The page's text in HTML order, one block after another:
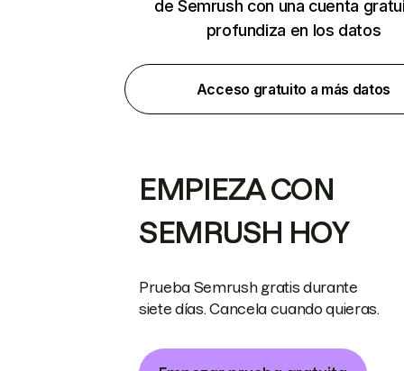
de Semrush con una cuenta
profundiza en los datos
Acceso gratuito a más datos
EMPIEZA CON
SEMRUSH HOY
Prueba Semrush gratis durante
siete días. Cancela cuando quieras.